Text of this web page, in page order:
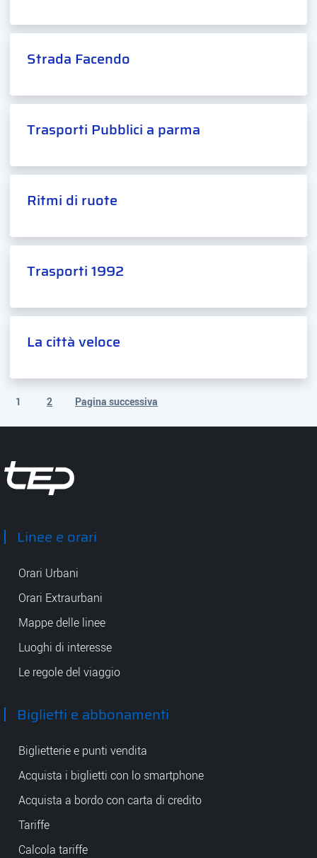
Strada Facendo
Trasporti Pubblici a parma
Ritmi di ruote
Trasporti 1992
La città veloce
1(pagina corrente)
2 Pagina successiva
Linee e orari
Orari Urbani
Orari Extraurbani
Mappe delle linee
Luoghi di interesse
Le regole del viaggio
Biglietti e abbonamenti
Biglietterie e punti vendita
Acquista i biglietti con lo smartphone
Acquista a bordo con carta di credito
Tariffe
Calcola tariffe